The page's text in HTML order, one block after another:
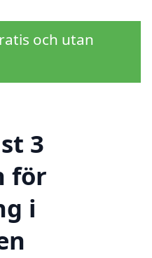
och utan
3
för
i